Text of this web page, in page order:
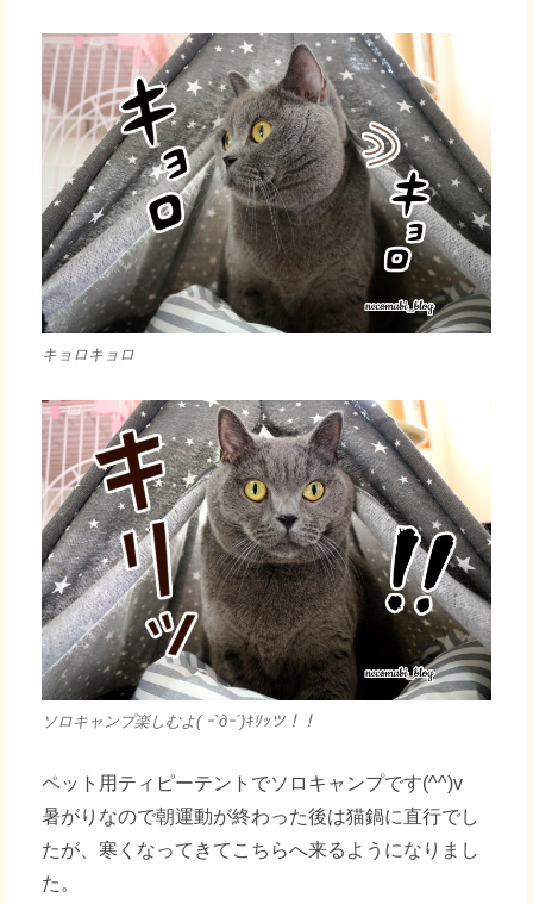
キョロキョロ
ソロキャンプ楽しむよ( ｰ`дｰ´)ｷﾘｯツ！！
ペット用ティピーテントでソロキャンプです(^^)v
暑がりなので朝運動が終わった後は猫鍋に直行でし
たが、寒くなってきてこちらへ来るようになりまし
た。